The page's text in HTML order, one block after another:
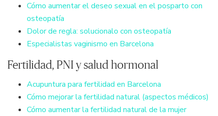
Cómo aumentar el deseo sexual en el posparto con
osteopatía
Dolor de regla: solucionalo con osteopatía
Especialistas vaginismo en Barcelona
Fertilidad, PNI y salud hormonal
Acupuntura para fertilidad en Barcelona
Cómo mejorar la fertilidad natural (aspectos médicos)
Cómo aumentar la fertilidad natural de la mujer